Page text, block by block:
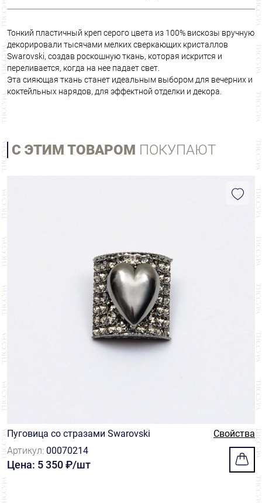
Тонкий пластичный креп серого цвета из 100% вискозы вручную
декорировали тысячами мелких сверкающих кристаллов
Swarovski, создав роскошную ткань, которая искрится и
переливается, когда на нее падает свет.
Эта сияющая ткань станет идеальным выбором для вечерних и
коктейльных нарядов, для эффектной отделки и декора.
С ЭТИМ ТОВАРОМ ПОКУПАЮТ
Пуговица со стразами Swarovski
Свойства
Артикул: 00070214
Цена: 5 350 ₽/шт